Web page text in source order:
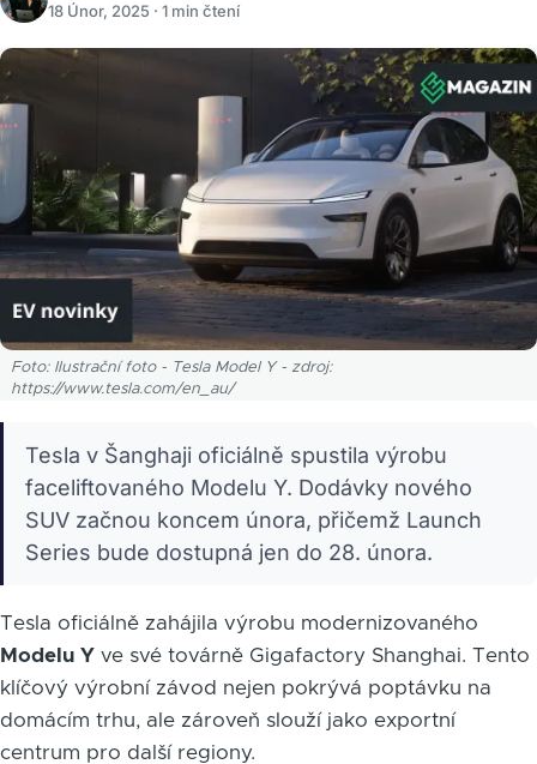
18 Únor, 2025 · 1 min čtení
Foto: Ilustrační foto - Tesla Model Y - zdroj:
https://www.tesla.com/en_au/
Tesla v Šanghaji oficiálně spustila výrobu
faceliftovaného Modelu Y. Dodávky nového
SUV začnou koncem února, přičemž Launch
Series bude dostupná jen do 28. února.
Tesla oficiálně zahájila výrobu modernizovaného
Modelu Y ve své továrně Gigafactory Shanghai. Tento
klíčový výrobní závod nejen pokrývá poptávku na
domácím trhu, ale zároveň slouží jako exportní
centrum pro další regiony.